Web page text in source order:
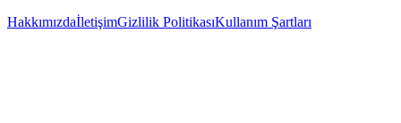
HakkımızdaİletişimGizlilik PolitikasıKullanım Şartları